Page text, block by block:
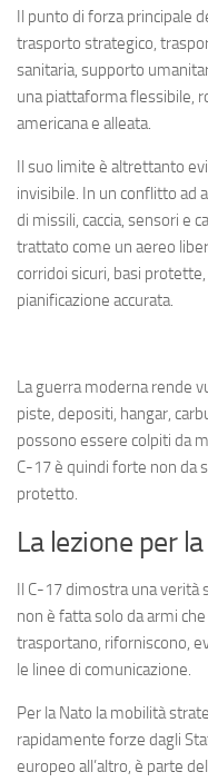
Il punto di forza principale
trasporto strategico,
sanitaria, supporto
una piattaforma flessibile,
americana e alleata.
Il suo limite è altrettanto
invisibile. In un conflitto ad
di missili, caccia, sensori e
trattato come un aereo
corridoi sicuri, basi
pianificazione accurata.
La guerra moderna rende
piste, depositi, hangar,
possono essere colpiti da
C-17 è quindi forte non da
protetto.
La lezione per
Il C-17 dimostra una verità
non è fatta solo da armi
trasportano, riforniscono,
le linee di comunicazione.
Per la Nato la mobilità
rapidamente forze dagli
europeo all’altro, è parte